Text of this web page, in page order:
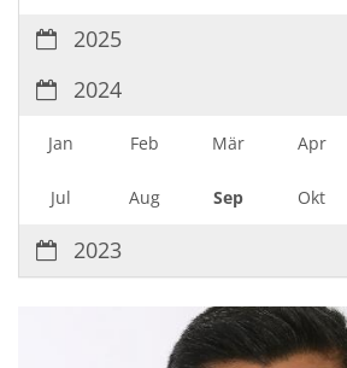
2025
2024
Jan Feb Mär Apr
Jul Aug Sep Okt
2023